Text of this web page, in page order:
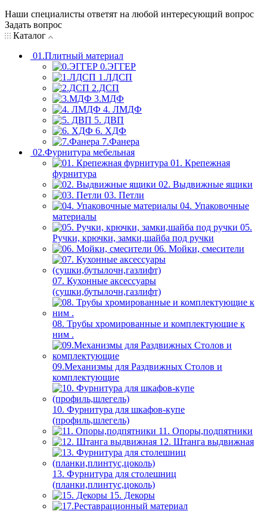
Наши специалисты ответят на любой интересующий вопрос
Задать вопрос
Каталог
01.Плитный материал
0.ЭГГЕР
1.ЛДСП
2.ДСП
3.МДФ
4. ЛМДФ
5. ДВП
6. ХДФ
7.Фанера
02.Фурнитура мебельная
01. Крепежная
фурнитура
02. Выдвижные ящики
03. Петли
04. Упаковочные
материалы
05.
Ручки, крючки, замки,шайба под ручки
06. Мойки, смесители
07. Кухонные аксессуары
(сушки,бутылочн,газлифт)
08. Трубы хромированные и комплектующие к
ним .
09.Механизмы для Раздвижных Столов и
комплектующие
10. Фурнитура для шкафов-купе
(профиль,шлегель)
11. Опоры,подпятники
12. Штанга выдвижная
13. Фурнитура для столешниц
(планки,плинтус,цоколь)
15. Декоры